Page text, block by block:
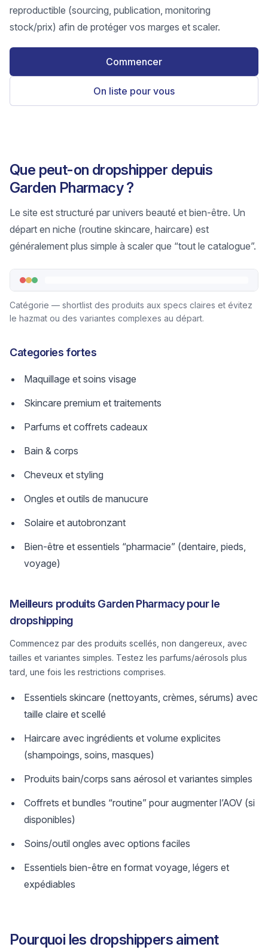
reproductible (sourcing, publication, monitoring
stock/prix) afin de protéger vos marges et scaler.
Commencer
On liste pour vous
Que peut-on dropshipper depuis
Garden Pharmacy ?
Le site est structuré par univers beauté et bien-être. Un
départ en niche (routine skincare, haircare) est
généralement plus simple à scaler que “tout le catalogue”.
Catégorie — shortlist des produits aux specs claires et évitez
le hazmat ou des variantes complexes au départ.
Categories fortes
Maquillage et soins visage
Skincare premium et traitements
Parfums et coffrets cadeaux
Bain & corps
Cheveux et styling
Ongles et outils de manucure
Solaire et autobronzant
Bien-être et essentiels “pharmacie” (dentaire, pieds,
voyage)
Meilleurs produits Garden Pharmacy pour le
dropshipping
Commencez par des produits scellés, non dangereux, avec
tailles et variantes simples. Testez les parfums/aérosols plus
tard, une fois les restrictions comprises.
Essentiels skincare (nettoyants, crèmes, sérums) avec
taille claire et scellé
Haircare avec ingrédients et volume explicites
(shampoings, soins, masques)
Produits bain/corps sans aérosol et variantes simples
Coffrets et bundles “routine” pour augmenter l’AOV (si
disponibles)
Soins/outil ongles avec options faciles
Essentiels bien-être en format voyage, légers et
expédiables
Pourquoi les dropshippers aiment